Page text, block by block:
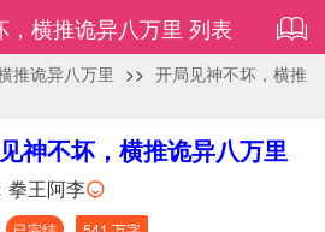
，横推诡异八万里 列表
推诡异八万里 >> 开局见神不坏，横推
神不坏，横推诡异八万里
拳王阿李